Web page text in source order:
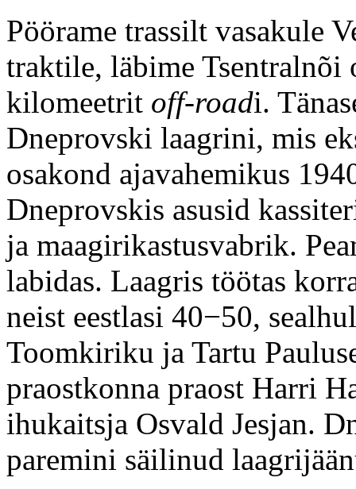
Pöörame trassilt vasakule
traktile, läbime Tsentralnõi
kilomeetrit off-roadi.
Dneprovski laagrini, mis
osakond ajavahemikus
Dneprovskis asusid
ja maagirikastusvabrik.
labidas. Laagris töötas
neist eestlasi 40−50,
Toomkiriku ja Tartu
praostkonna praost Harri
ihukaitsja Osvald Jesjan.
paremini säilinud